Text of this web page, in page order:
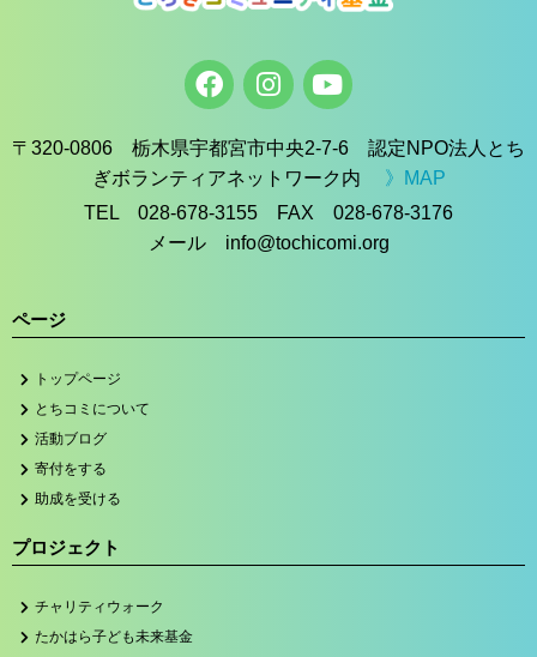
〒320-0806 栃木県宇都宮市中央2-7-6 認定NPO法人とち
ぎボランティアネットワーク内 》MAP
TEL 028-678-3155 FAX 028-678-3176
メール info@tochicomi.org
ページ
トップページ
とちコミについて
活動ブログ
寄付をする
助成を受ける
プロジェクト
チャリティウォーク
たかはら子ども未来基金